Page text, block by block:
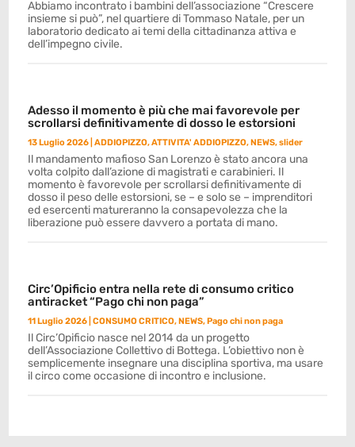
Abbiamo incontrato i bambini dell’associazione “Crescere
insieme si può”, nel quartiere di Tommaso Natale, per un
laboratorio dedicato ai temi della cittadinanza attiva e
dell’impegno civile.
Adesso il momento è più che mai favorevole per
scrollarsi definitivamente di dosso le estorsioni
13 Luglio 2026 |ADDIOPIZZO,ATTIVITA' ADDIOPIZZO,NEWS,slider
Il mandamento mafioso San Lorenzo è stato ancora una
volta colpito dall’azione di magistrati e carabinieri. Il
momento è favorevole per scrollarsi definitivamente di
dosso il peso delle estorsioni, se – e solo se – imprenditori
ed esercenti matureranno la consapevolezza che la
liberazione può essere davvero a portata di mano.
Circ’Opificio entra nella rete di consumo critico
antiracket “Pago chi non paga”
11 Luglio 2026 |CONSUMO CRITICO,NEWS,Pago chi non paga
Il Circ’Opificio nasce nel 2014 da un progetto
dell’Associazione Collettivo di Bottega. L’obiettivo non è
semplicemente insegnare una disciplina sportiva, ma usare
il circo come occasione di incontro e inclusione.